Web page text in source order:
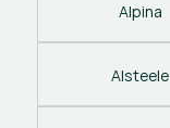
Alpina
Alsteele